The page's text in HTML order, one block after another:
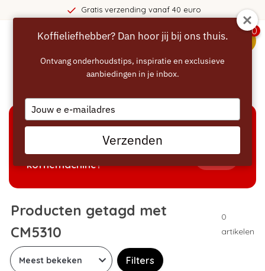
Gratis verzending vanaf 40 euro
0
Welke producten passen bij mijn
koffiemachine?
Producten getagd met
CM5310
0
artikelen
Filters
Koffieliefhebber? Dan hoor jij bij ons thuis.
Ontvang onderhoudstips, inspiratie en exclusieve
aanbiedingen in je inbox.
Type
your
email
Verzenden